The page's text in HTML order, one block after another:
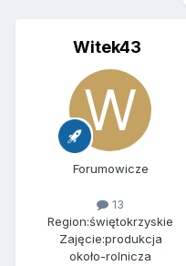
Witek43
Forumowicze
13
Region:świętokrzyskie
Zajęcie:produkcja
około-rolnicza